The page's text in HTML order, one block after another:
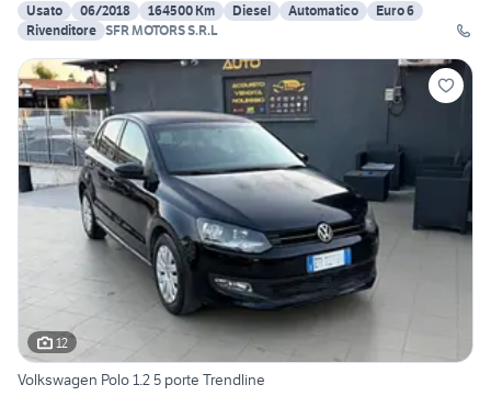
Usato
06/2018 164500 Km Diesel Automatico
Euro 6
Rivenditore SFR MOTORS S.R.L
12
Volkswagen Polo 1.2 5 porte Trendline